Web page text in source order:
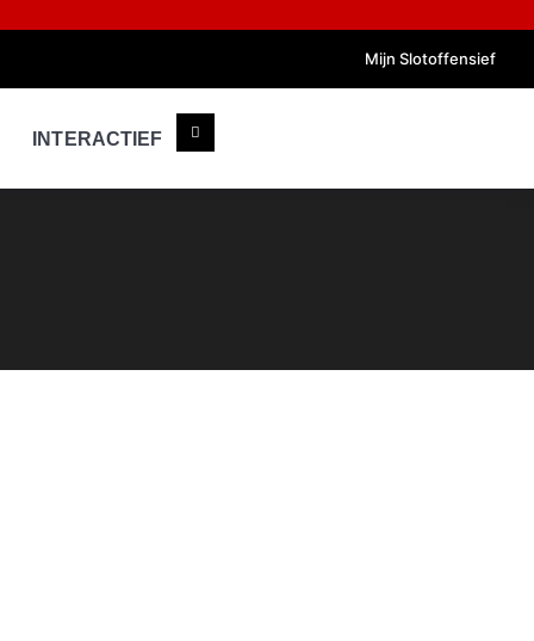
Mijn Slotoffensief
INTERACTIEF